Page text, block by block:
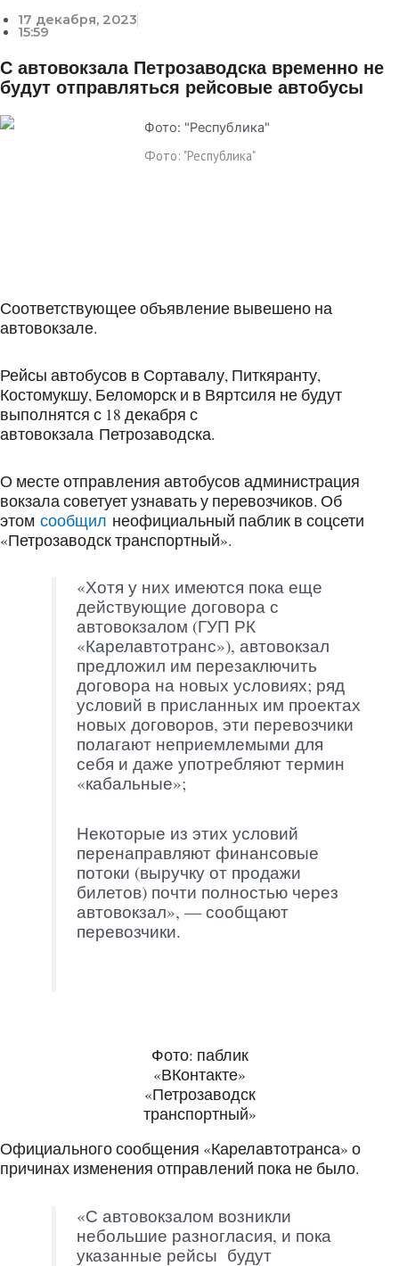
17 декабря, 2023
15:59
С автовокзала Петрозаводска временно не
будут отправляться рейсовые автобусы
Фото: "Республика"
Соответствующее объявление вывешено на
автовокзале.
Рейсы автобусов в Сортавалу, Питкяранту,
Костомукшу, Беломорск и в Вяртсиля не будут
выполнятся с 18 декабря с
автовокзала Петрозаводска.
О месте отправления автобусов администрация
вокзала советует узнавать у перевозчиков. Об
этом сообщил неофициальный паблик в соцсети
«Петрозаводск транспортный».
«Хотя у них имеются пока еще
действующие договора с
автовокзалом (ГУП РК
«Карелавтотранс»), автовокзал
предложил им перезаключить
договора на новых условиях; ряд
условий в присланных им проектах
новых договоров, эти перевозчики
полагают неприемлемыми для
себя и даже употребляют термин
«кабальные»;
Некоторые из этих условий
перенаправляют финансовые
потоки (выручку от продажи
билетов) почти полностью через
автовокзал», — сообщают
перевозчики.
Фото: паблик
«ВКонтакте»
«Петрозаводск
транспортный»
Официального сообщения «Карелавтотранса» о
причинах изменения отправлений пока не было.
«С автовокзалом возникли
небольшие разногласия, и пока
указанные рейсы будут